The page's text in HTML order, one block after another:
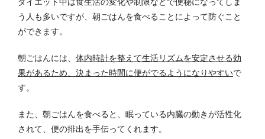
う人も多いですが、朝ごはんを食べることによって防ぐこと
ができます。
朝ごはんには、 体内時計を整えて生活リズムを安定させる効
果があるため、決まった時間に便がでるようになりやすいで
す。
また、朝ごはんを食べると、眠っている内臓の動きが活性化
されて、便の排出を手伝ってくれます。